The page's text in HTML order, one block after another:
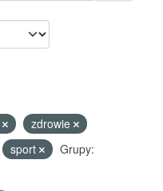
zdrowie
sport
Grupy: